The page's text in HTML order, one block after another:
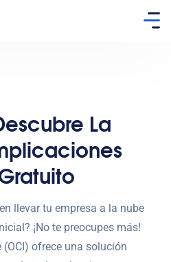
La
llevar tu empresa a la nube
¡No te preocupes más!
ofrece una solución